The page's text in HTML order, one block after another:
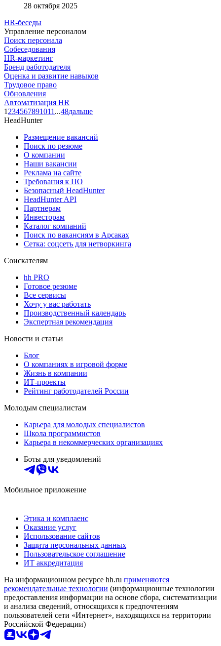
28 октября 2025
HR-беседы
Управление персоналом
Поиск персонала
Собеседования
HR-маркетинг
Бренд работодателя
Оценка и развитие навыков
Трудовое право
Обновления
Автоматизация HR
1 234567891011 ...48дальше
HeadHunter
Размещение вакансий
Поиск по резюме
О компании
Наши вакансии
Реклама на сайте
Требования к ПО
Безопасный HeadHunter
HeadHunter API
Партнерам
Инвесторам
Каталог компаний
Поиск по вакансиям в Арсаках
Сетка: соцсеть для нетворкинга
Соискателям
hh PRO
Готовое резюме
Все сервисы
Хочу у вас работать
Производственный календарь
Экспертная рекомендация
Новости и статьи
Блог
О компаниях в игровой форме
Жизнь в компании
ИТ-проекты
Рейтинг работодателей России
Молодым специалистам
Карьера для молодых специалистов
Школа программистов
Карьера в некоммерческих организациях
Боты для уведомлений
Мобильное приложение
Этика и комплаенс
Оказание услуг
Использование сайтов
Защита персональных данных
Пользовательское соглашение
ИТ аккредитация
На информационном ресурсе hh.ru применяются
рекомендательные технологии (информационные технологии
предоставления информации на основе сбора, систематизации
и анализа сведений, относящихся к предпочтениям
пользователей сети «Интернет», находящихся на территории
Российской Федерации)